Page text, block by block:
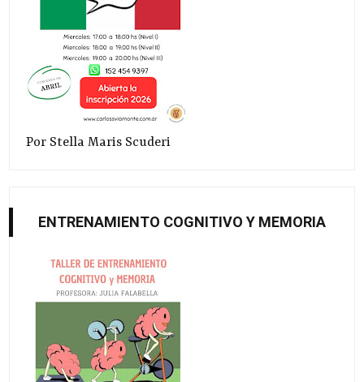
Por Stella Maris Scuderi
ENTRENAMIENTO COGNITIVO Y MEMORIA